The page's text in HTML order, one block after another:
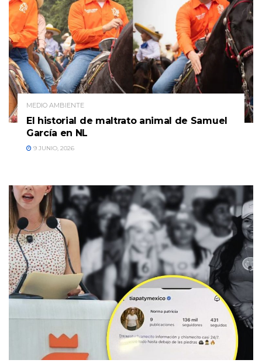
MEDIO AMBIENTE
El historial de maltrato animal de Samuel
García en NL
9 JUNIO, 2026